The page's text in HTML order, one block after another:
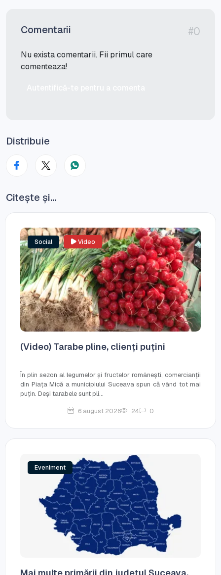
Comentarii #0
Nu exista comentarii. Fii primul care
comenteaza!
Distribuie
Citește și...
Social Video
(Video) Tarabe pline, clienți puțini
În plin sezon al legumelor și fructelor românești, comercianții
din Piața Mică a municipiului Suceava spun că vând tot mai
puțin. Deși tarabele sunt pli...
6 august 2026 24 0
Eveniment